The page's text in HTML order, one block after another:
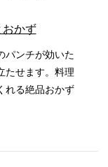
おかず
パンチが効いた
たせます。料理
れる絶品おかず